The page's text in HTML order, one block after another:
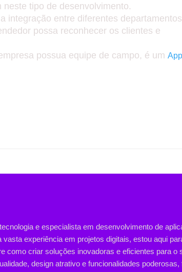
tipo de desenvolvimento.
integração entre diferentes
possa reconhecer os clientes e
possua equipe de campo, é um
e especialista em desenvolvimento de
experiência em projetos digitais, estou aqui
como criar soluções inovadoras e eficientes para o
design atrativo e funcionalidades poderosas,